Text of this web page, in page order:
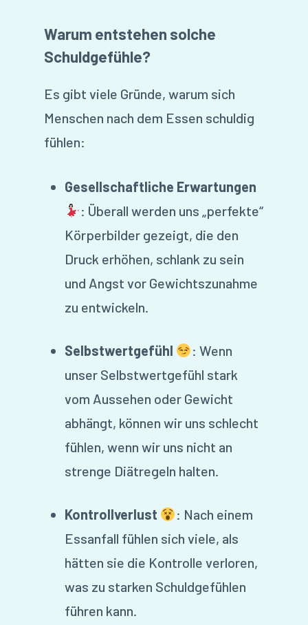
Warum entstehen solche
Schuldgefühle?
Es gibt viele Gründe, warum sich
Menschen nach dem Essen schuldig
fühlen:
Gesellschaftliche Erwartungen
: Überall werden uns „perfekte“
Körperbilder gezeigt, die den
Druck erhöhen, schlank zu sein
und Angst vor Gewichtszunahme
zu entwickeln.
Selbstwertgefühl
: Wenn
unser Selbstwertgefühl stark
vom Aussehen oder Gewicht
abhängt, können wir uns schlecht
fühlen, wenn wir uns nicht an
strenge Diätregeln halten.
Kontrollverlust
: Nach einem
Essanfall fühlen sich viele, als
hätten sie die Kontrolle verloren,
was zu starken Schuldgefühlen
führen kann.